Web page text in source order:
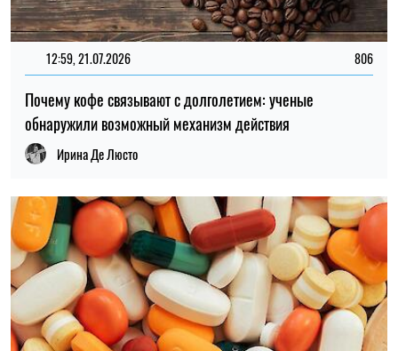
12:59, 21.07.2026 806
Почему кофе связывают с долголетием: ученые
обнаружили возможный механизм действия
Ирина Де Люсто